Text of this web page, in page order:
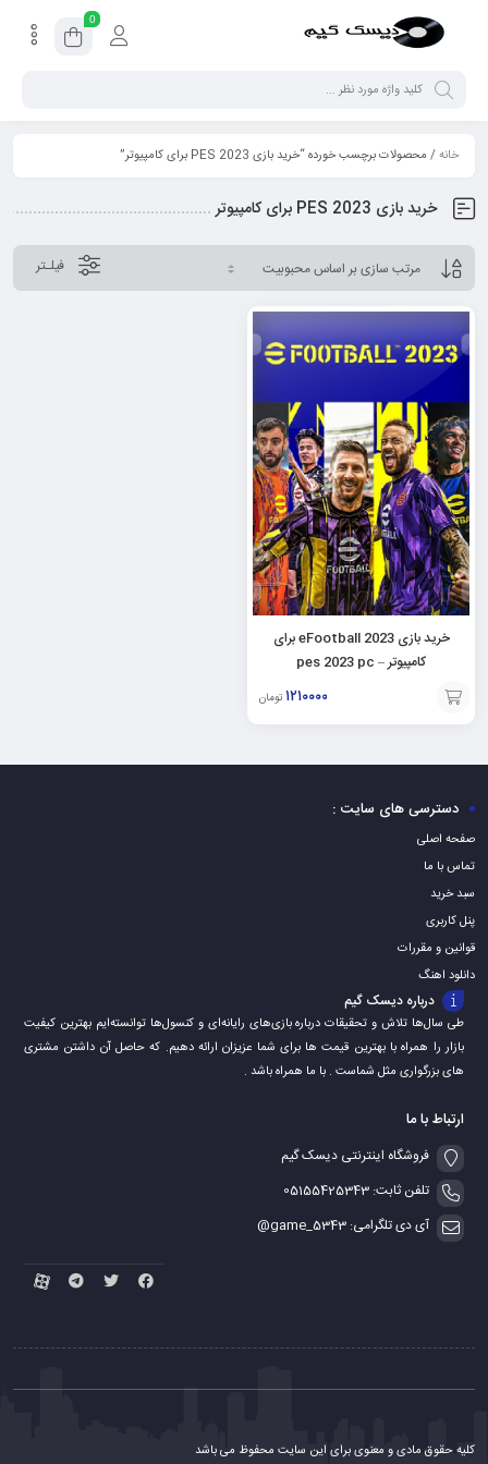
0
خانه/ محصولات برچسب خورده “خرید بازی PES 2023 برای کامپیوتر”
خرید بازی PES 2023 برای کامپیوتر
فیلـتر
خرید بازی eFootball 2023 برای
کامپیوتر – pes 2023 pc
۱۲۱۰۰۰۰ تومان
افزودن
به
دسترسی های سایت :
صفحه اصلی
تماس با ما
سبد خرید
پنل کاربری
قوانین و مقررات
دانلود اهنگ
درباره دیسک گیم
طی سال‌ها تلاش و تحقیقات درباره بازی‌های رایانه‌ای و کنسول‌ها توانسته‌ایم بهترین کیفیت
بازار را همراه با بهترین قیمت ها برای شما عزیزان ارائه دهیم. که حاصل آن داشتن مشتری
های بزرگواری مثل شماست . با ما همراه باشد .
ارتباط با ما
فروشگاه اینترنتی دیسک گیم
تلفن ثابت: 05155425343
آی دی تلگرامی: game_5343@
کلیه حقوق مادی و معنوی برای این سایت محفوظ می باشد